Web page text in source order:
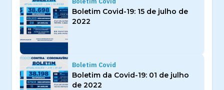
Boletim Covid-19: 15 de julho de
2022
Boletim Covid
Boletim da Covid-19: 01 de julho
de 2022